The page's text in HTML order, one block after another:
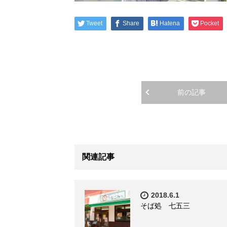
Tweet Share Hatena Pocket
前の記事
関連記事
2018.6.1
そば処 七五三